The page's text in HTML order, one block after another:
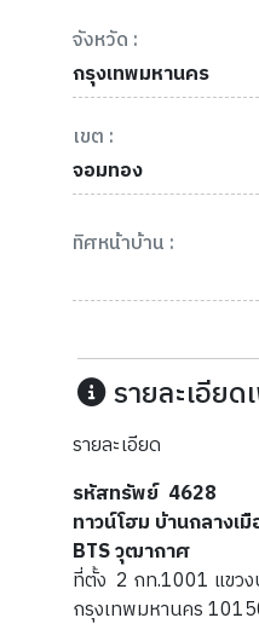
จังหวัด :
กรุงเทพมหานคร
เขต :
จอมทอง
ทิศหน้าบ้าน :
รายละเอียด
รายละเอียด
รหัสทรัพย์ 4628
ทาวน์โฮม บ้านกลางเ
BTS วุฒากาศ
ที่ตั้ง 2 กท.1001 แขวง
กรุงเทพมหานคร